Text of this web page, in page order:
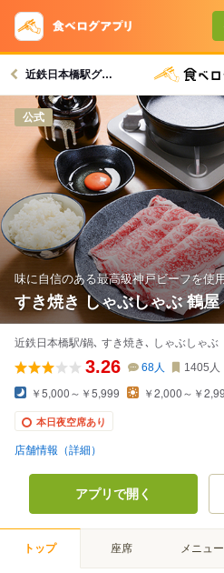
近鉄日本橋駅グルメへ
公式
味に自信のある最高級神戸ビーフを使
すき焼き しゃぶしゃぶ 鶴屋
近鉄日本橋駅/鍋､ すき焼き､ しゃぶしゃぶ
3.26 68人 1405 人
￥5,000～￥5,999 ￥2,000～￥
本日夜空席あり
店舗情報（詳細）
アプリで開く
トップ 座席 メニュー